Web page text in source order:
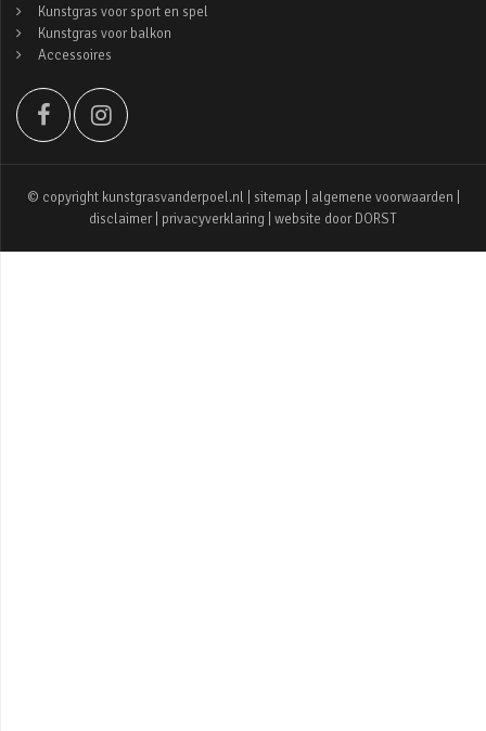
Kunstgras voor sport en spel
Kunstgras voor balkon
Accessoires
© copyright kunstgrasvanderpoel.nl | sitemap algemene voorwaarden
disclaimer
privacyverklaring | website door DORST